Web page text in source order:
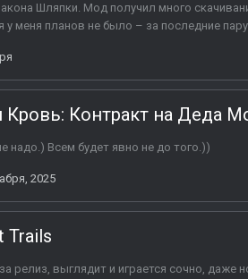
Шляпки. Мод получил много
у меня планов не было – за последние
Кровь: Контракт на Деда
надо.) Всем будет явно не до того.))
2025
Trails
релиз, выглядит и играется сочно,